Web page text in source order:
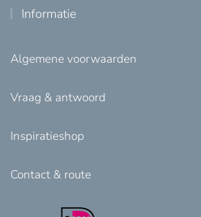
Informatie
Algemene voorwaarden
Vraag & antwoord
Inspiratieshop
Contact & route